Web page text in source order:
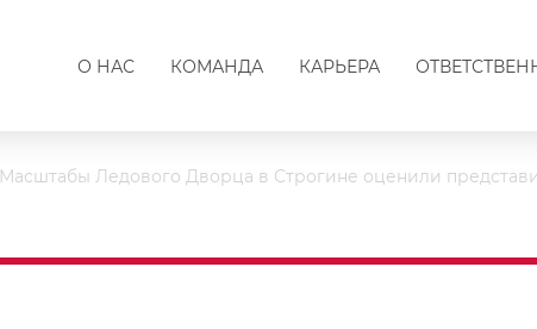
О НАС КОМАНДА КАРЬЕРА
Масштабы Ледового Дворца в Строгине оценили